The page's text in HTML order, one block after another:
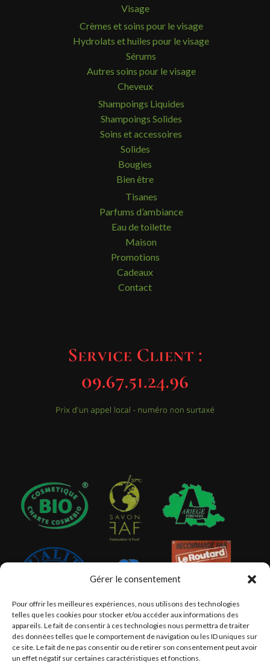
Gérer le consentement
Pour offrir les meilleures expériences, nous utilisons des technologies
telles que les cookies pour stocker et/ou accéder aux informations des
appareils. Le fait de consentir à ces technologies nous permettra de traiter
des données telles que le comportement de navigation ou les ID uniques sur
ce site. Le fait de ne pas consentir ou de retirer son consentement peut avoir
un effet négatif sur certaines caractéristiques et fonctions.
Visage
Crèmes et soins pour le visage
Hydrolats et huiles pour le visage
Sérums
Autres soins pour le visage
Cheveux
Shampoings Liquides
Shampoings Solides
Soins et accessoires
Solides
Bougies
Bien être
Tisanes
Parfums d’ambiance
Eau de toilette
Maison
Promotions
Cadeaux
Contact